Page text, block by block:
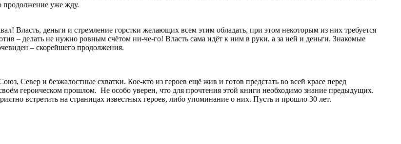
продолжение уже жду.
Власть, деньги и стремление горстки желающих всем этим обладать, при этом некоторым из них требуется
– делать не нужно ровным счётом ни-че-го! Власть сама идёт к ним в руки, а за ней и деньги. Знакомые
– скорейшего продолжения.
Север и безжалостные схватки. Кое-кто из героев ещё жив и готов предстать во всей красе перед
героическом прошлом. Не особо уверен, что для прочтения этой книги необходимо знание предыдущих.
встретить на страницах известных героев, либо упоминание о них. Пусть и прошло 30 лет.